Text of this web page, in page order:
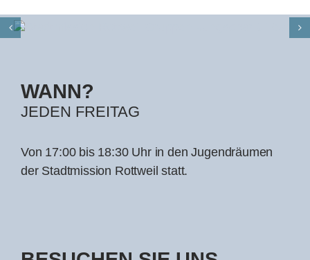
WANN?
JEDEN FREITAG
Von 17:00 bis 18:30 Uhr in den Jugendräumen
der Stadtmission Rottweil statt.